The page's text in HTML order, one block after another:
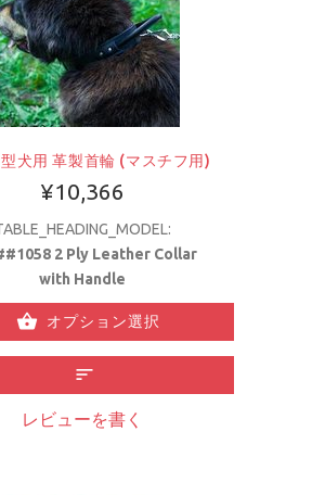
犬用 革製首輪 (マスチフ用)
¥10,366
2 Ply Leather Collar
with Handle
オプション選択
レビューを書く